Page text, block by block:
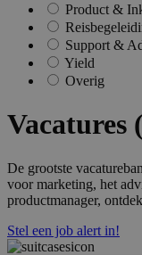
Product &
Support &
Yield
Overig
Vacatures
De grootste
voor marketing, het
productmanager,
Stel een job alert in!